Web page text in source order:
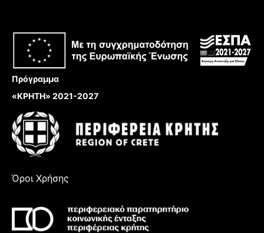
Πρόγραμμα
«ΚΡΗΤΗ» 2021-2027
Όροι Χρήσης